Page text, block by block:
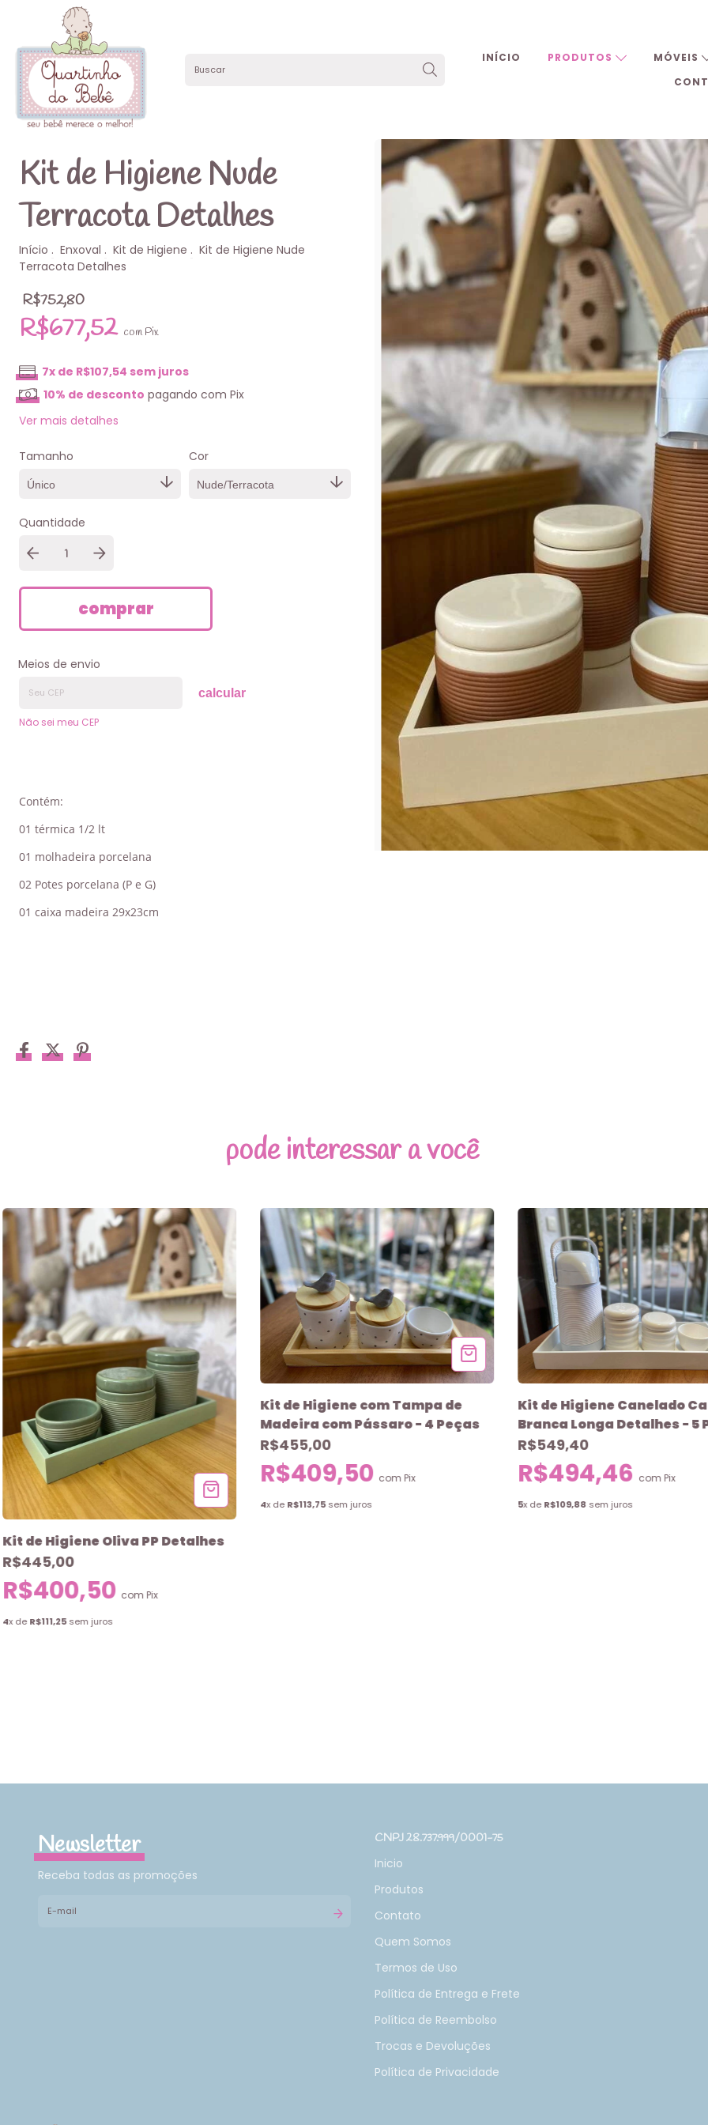
INÍCIO PRODUTOS
MÓVEIS
Kit de Higiene Nude
Terracota Detalhes
Início . Enxoval . Kit de Higiene . Kit de Higiene Nude
Terracota Detalhes
R$752,80
R$677,52 com Pix
7x de R$107,54 sem juros
10% de desconto pagando com Pix
Ver mais detalhes
Tamanho Cor
Quantidade
Meios de envio
calcular
Não sei meu CEP
Contém:
01 térmica 1/2 lt
01 molhadeira porcelana
02 Potes porcelana (P e G)
01 caixa madeira 29x23cm
pode interessar a você
Kit de Higiene Oliva PP Detalhes
R$445,00
R$400,50 com Pix
4x deR$111,25sem juros
Kit de Higiene com Tampa de
Madeira com Pássaro - 4 Peças
R$455,00
R$409,50 com Pix
4x deR$113,75sem juros
Kit de Higiene Canelado
Branca Longa Detalhes - 5
R$549,40
R$494,46 com Pix
5x deR$109,88sem juros
Newsletter
Receba todas as promoções
CNPJ 28.737.999/0001-75
Inicio
Produtos
Contato
Quem Somos
Termos de Uso
Política de Entrega e Frete
Política de Reembolso
Trocas e Devoluções
Política de Privacidade